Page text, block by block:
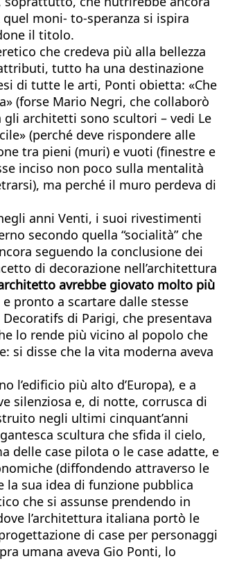
quel moni- to-speranza si ispira
il titolo.
che credeva più alla bellezza
tutto ha una destinazione
di tutte le arti, Ponti obietta: «Che
(forse Mario Negri, che collaborò
gli architetti sono scultori – vedi Le
(perché deve rispondere alle
tra pieni (muri) e vuoti (finestre e
inciso non poco sulla mentalità
ma perché il muro perdeva di
anni Venti, i suoi rivestimenti
secondo quella “socialità” che
seguendo la conclusione dei
di decorazione nell’architettura
avrebbe giovato molto più
pronto a scartare dalle stesse
di Parigi, che presentava
lo rende più vicino al popolo che
si disse che la vita moderna aveva
l’edificio più alto d’Europa), e a
silenziosa e, di notte, corrusca di
negli ultimi cinquant’anni
scultura che sfida il cielo,
delle case pilota o le case adatte, e
(diffondendo attraverso le
sua idea di funzione pubblica
che si assunse prendendo in
l’architettura italiana portò le
di case per personaggi
umana aveva Gio Ponti, lo